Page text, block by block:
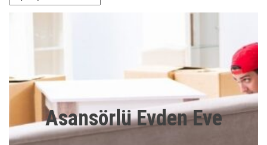
Asansörlü Evden Eve